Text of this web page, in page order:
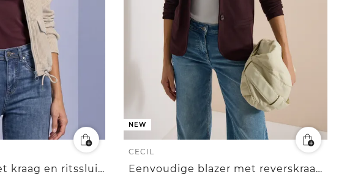
Corduroy jack met kraag en ritssluiting
NEW
CECIL
Eenvoudige blazer met reverskraag en knopen